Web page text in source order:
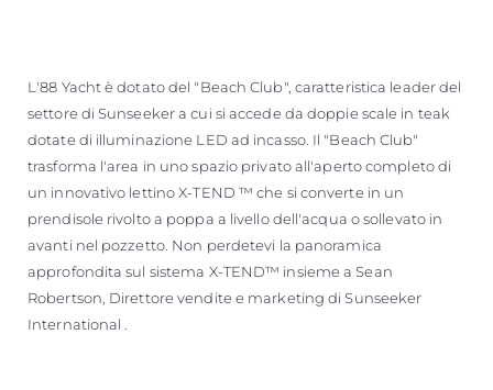
L'88 Yacht è dotato del "Beach Club", caratteristica leader del
settore di Sunseeker a cui si accede da doppie scale in teak
dotate di illuminazione LED ad incasso. Il "Beach Club"
trasforma l'area in uno spazio privato all'aperto completo di
un innovativo lettino X-TEND ™ che si converte in un
prendisole rivolto a poppa a livello dell'acqua o sollevato in
avanti nel pozzetto. Non perdetevi la panoramica
approfondita sul sistema X-TEND™ insieme a Sean
Robertson, Direttore vendite e marketing di Sunseeker
International .